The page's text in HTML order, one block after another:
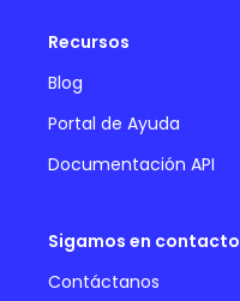
Recursos
Blog
Portal de Ayuda
Documentación API
Sigamos en contacto
Contáctanos